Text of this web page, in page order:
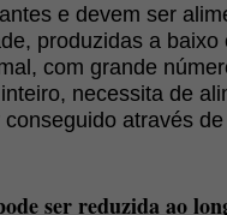
e devem ser
produzidas a
com grande
necessita de
através
ser reduzida ao